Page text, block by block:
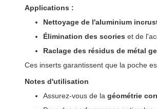
Applications :
Nettoyage de l'aluminium
Élimination des scories et de
Raclage des résidus de métal
Ces inserts garantissent que la poche
Notes d'utilisation
Assurez-vous de la géométrie